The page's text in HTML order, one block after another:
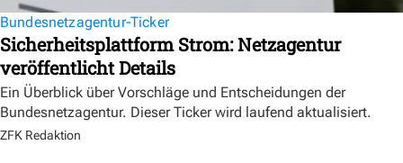
Bundesnetzagentur-Ticker
Sicherheitsplattform Strom: Netzagentur
veröffentlicht Details
Ein Überblick über Vorschläge und Entscheidungen der
Bundesnetzagentur. Dieser Ticker wird laufend aktualisiert.
ZFK Redaktion